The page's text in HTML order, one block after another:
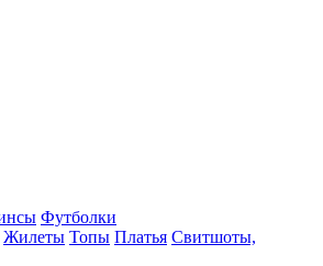
Футболки
Жилеты Топы Платья Свитшоты,